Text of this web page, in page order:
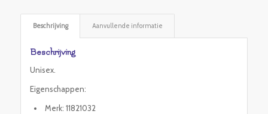
Beschrijving Aanvullende informatie
Beschrijving
Unisex.
Eigenschappen:
Merk: 11821032